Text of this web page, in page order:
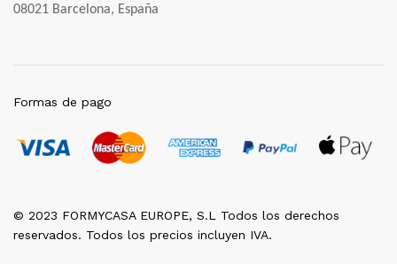
08021 Barcelona, España
© 2023 FORMYCASA EUROPE, S.L Todos los derechos
reservados. Todos los precios incluyen IVA.
Formas de pago